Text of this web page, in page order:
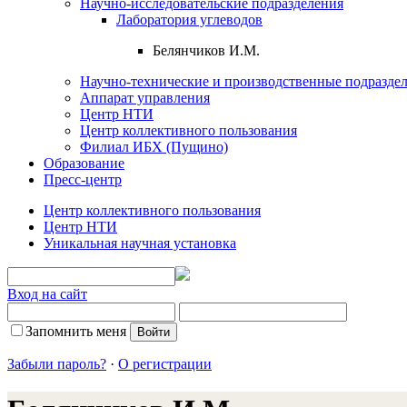
Лаборатория углеводов
Белянчиков И.М.
Научно-технические и производственные
Аппарат управления
Центр НТИ
Центр коллективного пользования
Филиал ИБХ (Пущино)
Образование
Пресс-центр
Центр коллективного пользования
Центр НТИ
Уникальная научная установка
Вход на сайт
Запомнить меня
Забыли пароль? · О регистрации